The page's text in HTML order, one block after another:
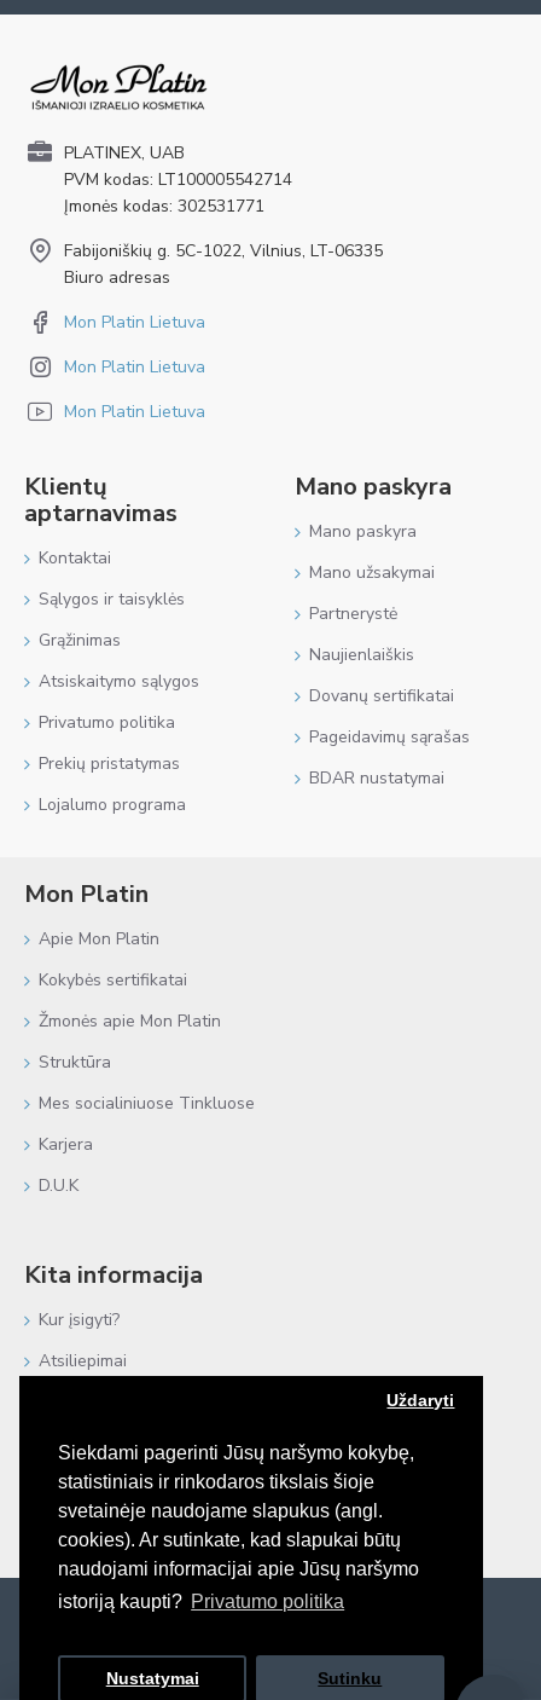
Siekdami pagerinti Jūsų naršymo kokybę,
statistiniais ir rinkodaros tikslais šioje
svetainėje naudojame slapukus (angl.
cookies). Ar sutinkate, kad slapukai būtų
naudojami informacijai apie Jūsų naršymo
istoriją kaupti? Privatumo politika
Uždaryti
Nustatymai Sutinku
PLATINEX, UAB
PVM kodas: LT100005542714
Įmonės kodas: 302531771
Fabijoniškių g. 5C-1022, Vilnius, LT-06335
Biuro adresas
Mon Platin Lietuva
Mon Platin Lietuva
Mon Platin Lietuva
Klientų
aptarnavimas
Kontaktai
Sąlygos ir taisyklės
Grąžinimas
Atsiskaitymo sąlygos
Privatumo politika
Prekių pristatymas
Lojalumo programa
Mano paskyra
Mano paskyra
Mano užsakymai
Partnerystė
Naujienlaiškis
Dovanų sertifikatai
Pageidavimų sąrašas
BDAR nustatymai
Mon Platin
Apie Mon Platin
Kokybės sertifikatai
Žmonės apie Mon Platin
Struktūra
Mes socialiniuose Tinkluose
Karjera
D.U.K
Kita informacija
Kur įsigyti?
Atsiliepimai
Procedūros plaukams
e-Katalogai
Bendradarbiaujame
© 2026 Platinex, UAB. Visos teisės saugomos.